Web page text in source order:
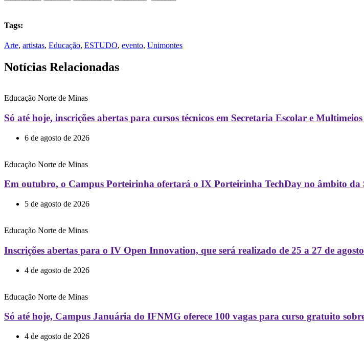
Tags:
Arte, artistas, Educação, ESTUDO, evento, Unimontes
Notícias Relacionadas
Educação Norte de Minas
Só até hoje, inscrições abertas para cursos técnicos em Secretaria Escolar e
6 de agosto de 2026
Educação Norte de Minas
Em outubro, o Campus Porteirinha ofertará o IX Porteirinha TechDay no âmbito da
5 de agosto de 2026
Educação Norte de Minas
Inscrições abertas para o IV Open Innovation, que será realizado de 25 a 27 de
4 de agosto de 2026
Educação Norte de Minas
Só até hoje, Campus Januária do IFNMG oferece 100 vagas para curso gratuito
4 de agosto de 2026